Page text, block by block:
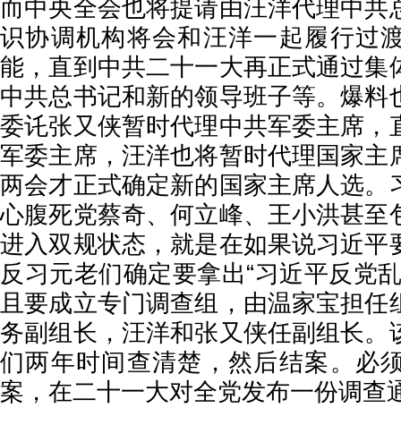
而中央全会也将提请由汪洋代理中共
识协调机构将会和汪洋一起履行过
能，直到中共二十一大再正式通过集
中共总书记和新的领导班子等。爆料
委讬张又侠暂时代理中共军委主席，
军委主席，汪洋也将暂时代理国家主
两会才正式确定新的国家主席人选。
心腹死党蔡奇、何立峰、王小洪甚至
进入双规状态，就是在如果说习近平
反习元老们确定要拿出“习近平反党
且要成立专门调查组，由温家宝担任
务副组长，汪洋和张又侠任副组长。
们两年时间查清楚，然后结案。必
案，在二十一大对全党发布一份调查